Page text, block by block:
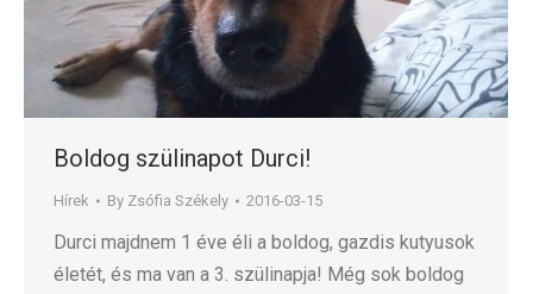
Boldog szülinapot Durci!
Hírek By Zsófia Székely 2016-03-15
Durci majdnem 1 éve éli a boldog, gazdis kutyusok
életét, és ma van a 3. szülinapja! Még sok boldog